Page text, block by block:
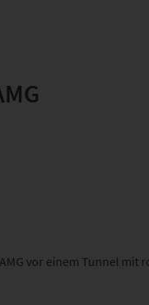
vor einem Tunnel mit